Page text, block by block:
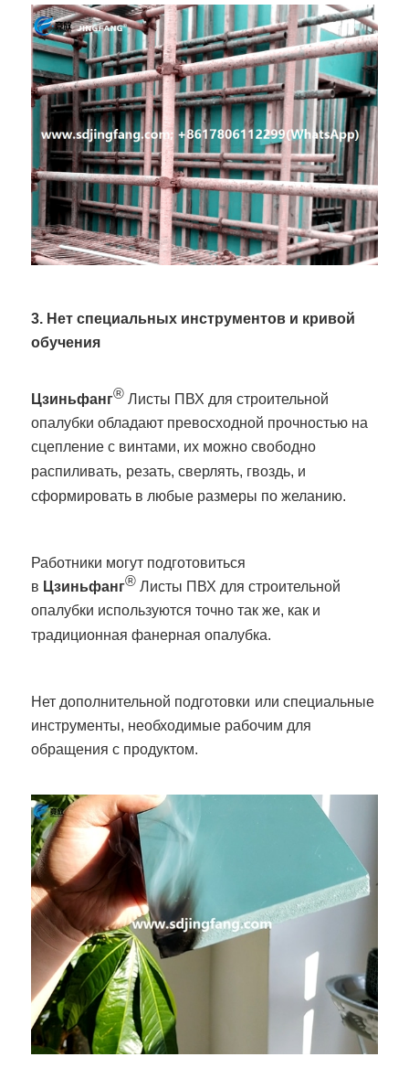
3. Нет специальных инструментов и кривой
обучения
Цзиньфанг® Листы ПВХ для строительной
опалубки обладают превосходной прочностью на
сцепление с винтами, их можно свободно
распиливать, резать, сверлять, гвоздь, и
сформировать в любые размеры по желанию.
Работники могут подготовиться
в Цзиньфанг® Листы ПВХ для строительной
опалубки используются точно так же, как и
традиционная фанерная опалубка.
Нет дополнительной подготовки или специальные
инструменты, необходимые рабочим для
обращения с продуктом.